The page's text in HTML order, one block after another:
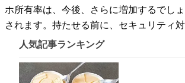
ホ所有率は、今後、さらに増加するでし
されます。持たせる前に、セキュリティ
人気記事ランキング